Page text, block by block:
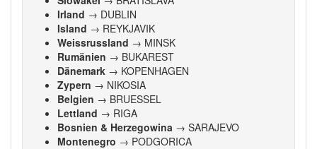
Irland → DUBLIN
Island → REYKJAVIK
Weissrussland → MINSK
Rumänien → BUKAREST
Dänemark → KOPENHAGEN
Zypern → NIKOSIA
Belgien → BRUESSEL
Lettland → RIGA
Bosnien & Herzegowina → SARAJEVO
Montenegro → PODGORICA